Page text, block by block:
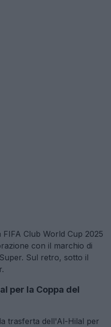
Club World Cup 2025
con il marchio di
Sul retro, sotto il
per la Coppa del
trasferta dell'Al-Hilal per